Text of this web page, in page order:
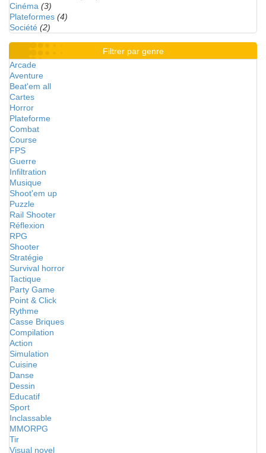
Cinéma (3)
Plateformes (4)
Société (2)
Filtrer par genre
Arcade
Aventure
Beat'em all
Cartes
Horror
Plateforme
Combat
Course
FPS
Guerre
Infiltration
Musique
Shoot'em up
Puzzle
Rail Shooter
Réflexion
RPG
Shooter
Stratégie
Survival horror
Tactique
Party Game
Point & Click
Rythme
Casse Briques
Compilation
Action
Simulation
Cuisine
Danse
Dessin
Educatif
Sport
Inclassable
MMORPG
Tir
Visual novel